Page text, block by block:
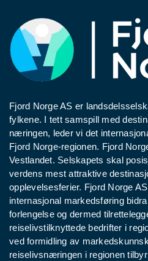
Fjord Norge AS er
fylkene. I tett samspill med
næringen, leder vi det
Fjord Norge-regionen. Fjord
Vestlandet. Selskapets skal
verdens mest attraktive
opplevelsesferier. Fjord Norge
internasjonal markedsføring
forlengelse og dermed
reiselivstilknyttede bedrifter i
ved formidling av
reiselivsnæringen i regionen